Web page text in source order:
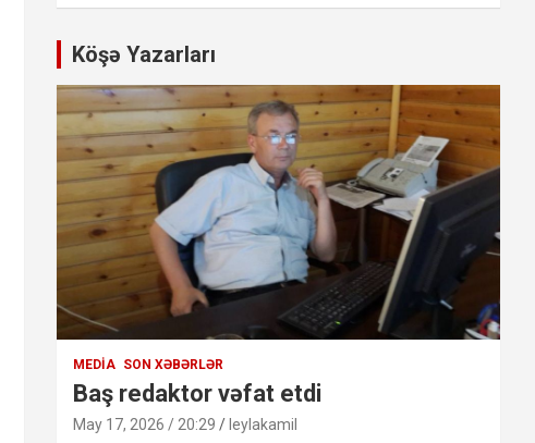
Köşə Yazarları
MEDIA SON XƏBƏRLƏR
Baş redaktor vəfat etdi
May 17, 2026 / 20:29 leylakamil